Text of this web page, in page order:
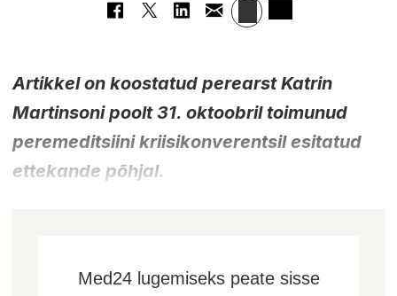
Artikkel on koostatud perearst Katrin
Martinsoni poolt 31. oktoobril toimunud
peremeditsiini kriisikonverentsil esitatud
ettekande põhjal.
Med24 lugemiseks peate sisse